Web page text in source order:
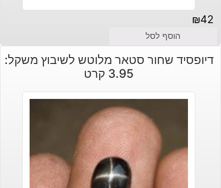
₪42
הוסף לסל
דיופסיד שחור סטאר מלוטש לשיבוץ משקל:
3.95 קרט